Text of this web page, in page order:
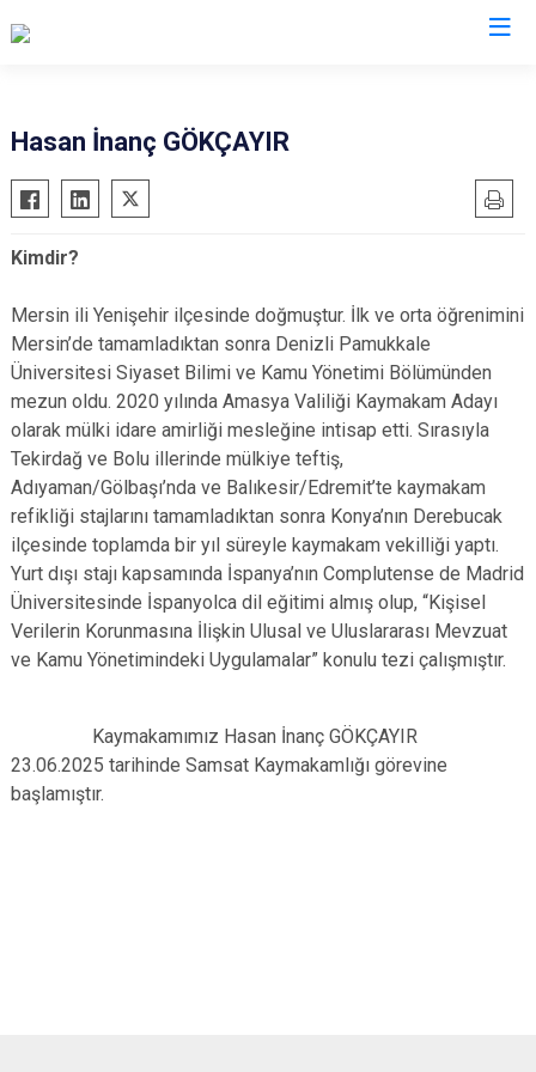
Hasan İnanç GÖKÇAYIR
Kimdir?
Mersin ili Yenişehir ilçesinde doğmuştur. İlk ve orta öğrenimini
Mersin’de tamamladıktan sonra Denizli Pamukkale
Üniversitesi Siyaset Bilimi ve Kamu Yönetimi Bölümünden
mezun oldu. 2020 yılında Amasya Valiliği Kaymakam Adayı
olarak mülki idare amirliği mesleğine intisap etti. Sırasıyla
Tekirdağ ve Bolu illerinde mülkiye teftiş,
Adıyaman/Gölbaşı’nda ve Balıkesir/Edremit’te kaymakam
refikliği stajlarını tamamladıktan sonra Konya’nın Derebucak
ilçesinde toplamda bir yıl süreyle kaymakam vekilliği yaptı.
Yurt dışı stajı kapsamında İspanya’nın Complutense de Madrid
Üniversitesinde İspanyolca dil eğitimi almış olup, “Kişisel
Verilerin Korunmasına İlişkin Ulusal ve Uluslararası Mevzuat
ve Kamu Yönetimindeki Uygulamalar” konulu tezi çalışmıştır.
Kaymakamımız Hasan İnanç GÖKÇAYIR
23.06.2025 tarihinde Samsat Kaymakamlığı görevine
başlamıştır.